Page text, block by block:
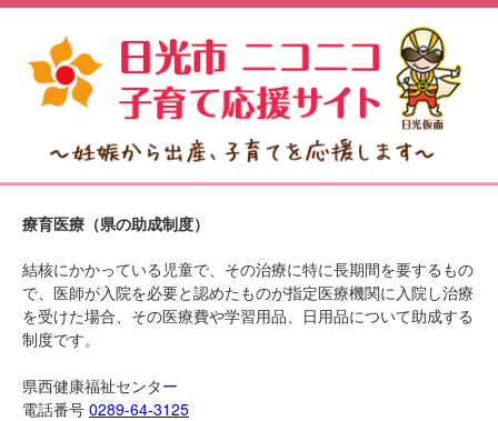
療育医療（県の助成制度）
結核にかかっている児童で、その治療に特に長期間を要するもの
で、医師が入院を必要と認めたものが指定医療機関に入院し治療
を受けた場合、その医療費や学習用品、日用品について助成する
制度です。
県西健康福祉センター
電話番号 0289-64-3125